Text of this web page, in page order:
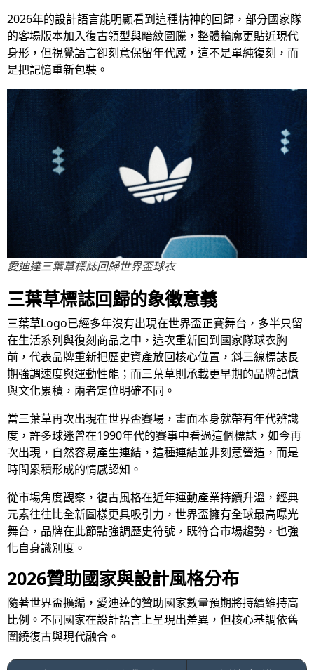
2026年的設計語言能明顯看到這種精神的回歸，部分國家隊
的客場版本加入復古領型與暗紋圖騰，整體輪廓更貼近現代
身形，但視覺語言卻刻意保留年代感，這不是單純復刻，而
是把記憶重新包裝。
愛迪達三葉草標誌回歸世界盃球衣
三葉草標誌回歸的象徵意義
三葉草Logo已經多年沒有出現在世界盃正賽舞台，多半只留
在生活系列與復刻商品之中，這次重新回到國家隊球衣胸
前，代表品牌重新把歷史資產放回核心位置，斜三線標誌長
期強調速度與運動性能；而三葉草則承載更早期的品牌記憶
與文化累積，兩者定位明確不同。
當三葉草再次出現在世界盃賽場，畫面本身就帶有年代辨識
度，許多球迷曾在1990年代的賽事中看過這個標誌，如今再
次出現，自然容易產生連結，這種連結並非刻意營造，而是
時間累積形成的情感認知。
從市場角度觀察，復古風格在近年運動產業持續升溫，經典
元素往往比全新圖樣更具吸引力，世界盃擁有全球最高曝光
舞台，品牌在此節點強調歷史符號，既符合市場趨勢，也強
化自身識別度。
2026贊助國家與設計風格分布
隨著世界盃擴編，愛迪達的贊助國家數量預期將持續維持高
比例。不同國家在設計語言上呈現出差異，但核心基調依舊
圍繞復古與現代融合。